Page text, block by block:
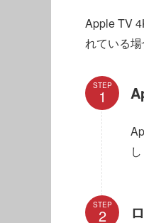
Apple TV
れている
STEP
STEP